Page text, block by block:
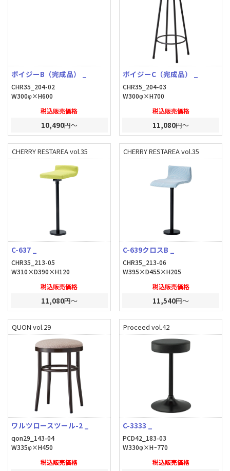
ポイジーB（完成品） _
CHR35_204-02
W300φ×H600
税込販売価格
10,490円～
ポイジーC（完成品） _
CHR35_204-03
W300φ×H700
税込販売価格
11,080円～
CHERRY RESTAREA vol.35
C-637 _
CHR35_213-05
W310×D390×H120
税込販売価格
11,080円～
CHERRY RESTAREA vol.35
C-639クロスB _
CHR35_213-06
W395×D455×H205
税込販売価格
11,540円～
QUON vol.29
ワルツロースツール-2 _
qon29_143-04
W335φ×H450
税込販売価格
Proceed vol.42
C-3333 _
PCD42_183-03
W330φ×H~770
税込販売価格